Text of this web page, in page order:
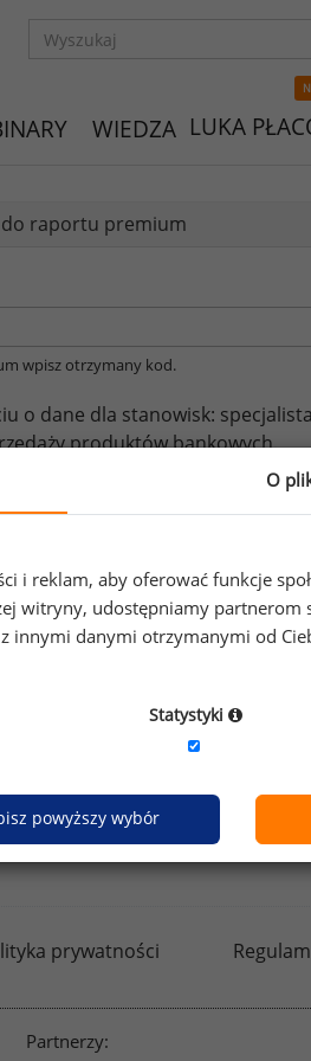
WIEDZA LUKA
raportu premium
wpisz otrzymany kod.
o dane dla stanowisk:
produktów bankowych.
pełnego raportu jednego z
dostępu weź udział w
rynekpracy.pl
prywatności
Partnerzy:
O
i reklam, aby oferować funkcje
witryny, udostępniamy partnerom
innymi danymi otrzymanymi od
Statystyki
powyższy wybór